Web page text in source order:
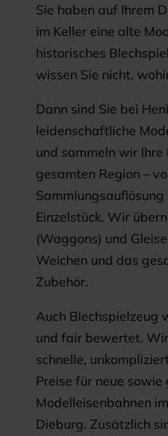
Sie haben auf Ihrem
im Keller eine alte
historisches
wissen Sie nicht,
Dann sind Sie bei
leidenschaftliche
und sammeln wir
gesamten Region –
Einzelstück. Wir
(Waggons) und
Weichen und das
Zubehör.
Auch Blechspielzeug
und fair bewertet.
schnelle,
Preise für neue sowie
Modelleisenbahnen
Dieburg. Zusätzlich